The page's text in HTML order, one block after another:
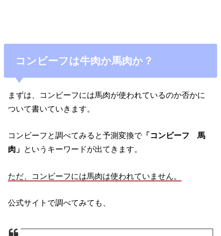
コンビーフは牛肉か馬肉か？
まずは、コンビーフには馬肉が使われているのか否かに
ついて書いていきます。
コンビーフと調べてみると予測変換で「コンビーフ 馬
肉」 というキーワードが出てきます。
ただ、コンビーフには馬肉は使われていません。
公式サイトで調べてみても、